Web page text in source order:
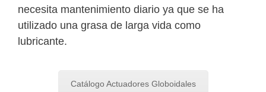
necesita mantenimiento diario ya que se ha
utilizado una grasa de larga vida como
lubricante.
Catálogo Actuadores Globoidales